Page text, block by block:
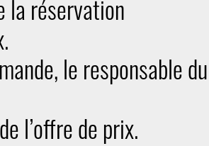
la réservation
le responsable
l’offre de prix.